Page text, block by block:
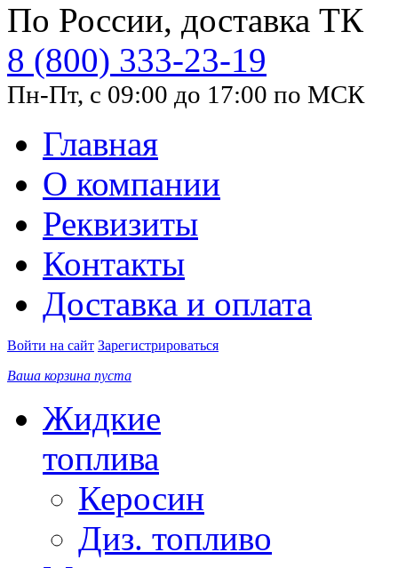
По России, доставка ТК
8 (800) 333-23-19
Пн-Пт, с 09:00 до 17:00 по МСК
Главная
О компании
Реквизиты
Контакты
Доставка и оплата
Войти на сайт Зарегистрироваться
Ваша корзина пуста
Жидкие
топлива
Керосин
Диз. топливо